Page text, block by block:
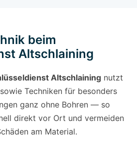
beim
Altschlaining
Altschlaining nutzt
Techniken für besonders
ganz ohne Bohren — so
direkt vor Ort und vermeiden
am Material.